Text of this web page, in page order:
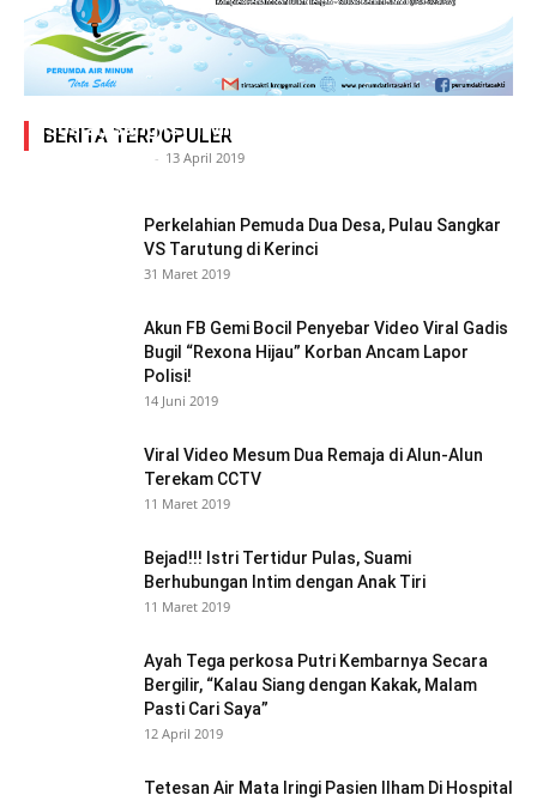
BERITA TERPOPULER
Adegan Ranjang Dua Kadis, Perhubungan Vs
Sosial, Sang Istri Miliki Bukti Video Mesum Hot
- 13 April 2019
Perkelahian Pemuda Dua Desa, Pulau Sangkar
VS Tarutung di Kerinci
31 Maret 2019
Akun FB Gemi Bocil Penyebar Video Viral Gadis
Bugil “Rexona Hijau” Korban Ancam Lapor
Polisi!
14 Juni 2019
Viral Video Mesum Dua Remaja di Alun-Alun
Terekam CCTV
11 Maret 2019
Bejad!!! Istri Tertidur Pulas, Suami
Berhubungan Intim dengan Anak Tiri
11 Maret 2019
Ayah Tega perkosa Putri Kembarnya Secara
Bergilir, “Kalau Siang dengan Kakak, Malam
Pasti Cari Saya”
12 April 2019
Tetesan Air Mata Iringi Pasien Ilham Di Hospital